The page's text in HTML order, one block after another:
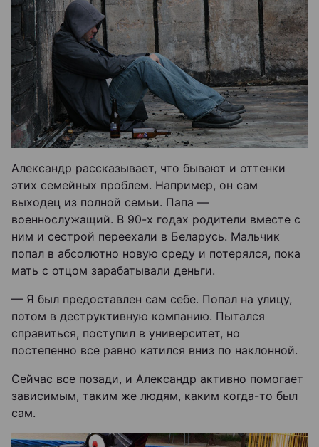
Александр рассказывает, что бывают и оттенки
этих семейных проблем. Например, он сам
выходец из полной семьи. Папа —
военнослужащий. В 90-х годах родители вместе с
ним и сестрой переехали в Беларусь. Мальчик
попал в абсолютно новую среду и потерялся, пока
мать с отцом зарабатывали деньги.
— Я был предоставлен сам себе. Попал на улицу,
потом в деструктивную компанию. Пытался
справиться, поступил в университет, но
постепенно все равно катился вниз по наклонной.
Сейчас все позади, и Александр активно помогает
зависимым, таким же людям, каким когда-то был
сам.